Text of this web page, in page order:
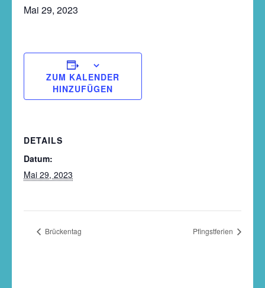
Mai 29, 2023
ZUM KALENDER
HINZUFÜGEN
DETAILS
Datum:
Mai 29, 2023
Brückentag Pfingstferien